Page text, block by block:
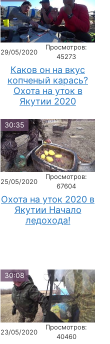
29/05/2020
Просмотров:
45273
Каков он на вкус
копченый карась?
Охота на уток в
Якутии 2020
30:35
25/05/2020
Просмотров:
67604
Охота на уток 2020 в
Якутии Начало
ледохода!
30:08
23/05/2020
Просмотров:
40460